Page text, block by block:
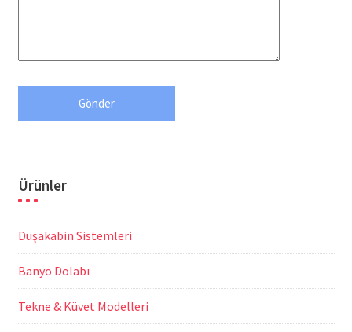
Ürünler
Duşakabin Sistemleri
Banyo Dolabı
Tekne & Küvet Modelleri